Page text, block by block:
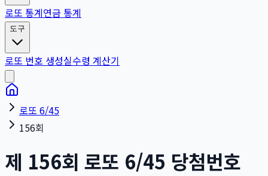
로또 통계연금 통계
도구
로또 번호 생성실수령 계산기
로또 6/45
156회
제 156회 로또 6/45 당첨번호